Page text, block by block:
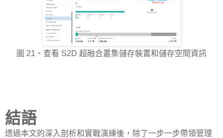
圖 21、查看 S2D 超融合叢集儲存裝置和儲存空間資訊
結語
透過本文的深入剖析和實戰演練後，除了一步一步帶領管理